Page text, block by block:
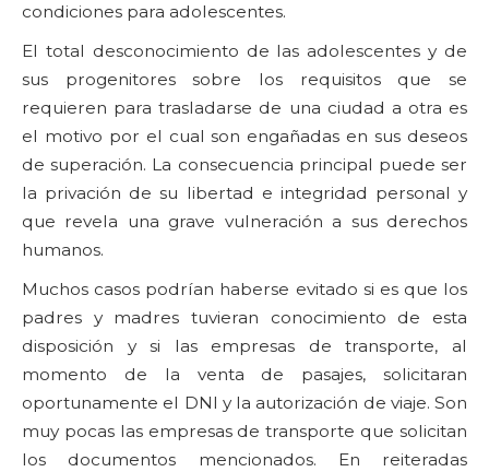
condiciones para adolescentes.
El total desconocimiento de las adolescentes y de
sus progenitores sobre los requisitos que se
requieren para trasladarse de una ciudad a otra es
el motivo por el cual son engañadas en sus deseos
de superación. La consecuencia principal puede ser
la privación de su libertad e integridad personal y
que revela una grave vulneración a sus derechos
humanos.
Muchos casos podrían haberse evitado si es que los
padres y madres tuvieran conocimiento de esta
disposición y si las empresas de transporte, al
momento de la venta de pasajes, solicitaran
oportunamente el DNI y la autorización de viaje. Son
muy pocas las empresas de transporte que solicitan
los documentos mencionados. En reiteradas